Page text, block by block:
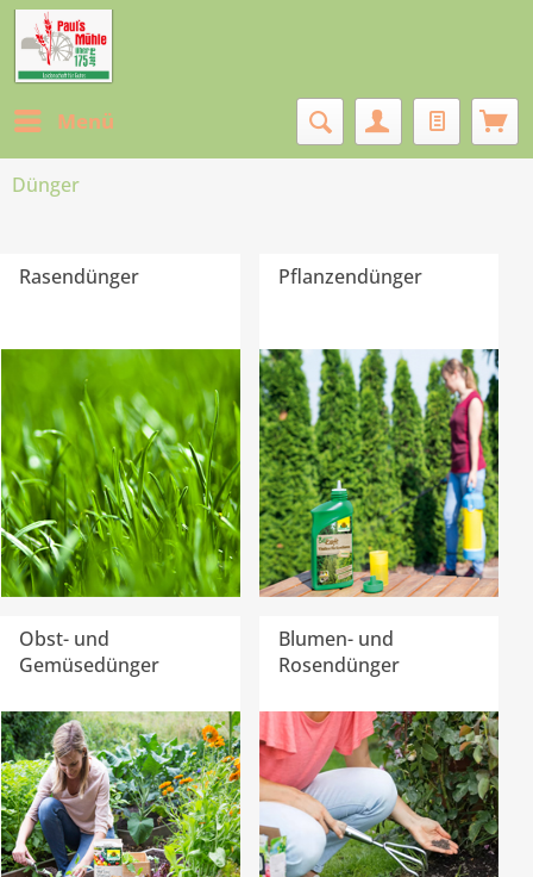
Menü
Dünger
Rasendünger Pflanzendünger
Obst- und
Gemüsedünger
Blumen- und
Rosendünger